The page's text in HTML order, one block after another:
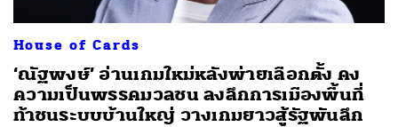
House of Cards
‘ณัฐพงษ์’ อ่านเกมใหม่หลังพ่ายเลือกตั้ง คง
ความเป็นพรรคมวลชน ลงลึกการเมืองพื้นที่
ท้าชนระบบบ้านใหญ่ วางเกมยาวสู้รัฐพันลึก